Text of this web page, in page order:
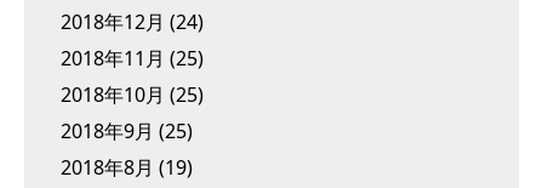
2018年12月 (24)
2018年11月 (25)
2018年10月 (25)
2018年9月 (25)
2018年8月 (19)